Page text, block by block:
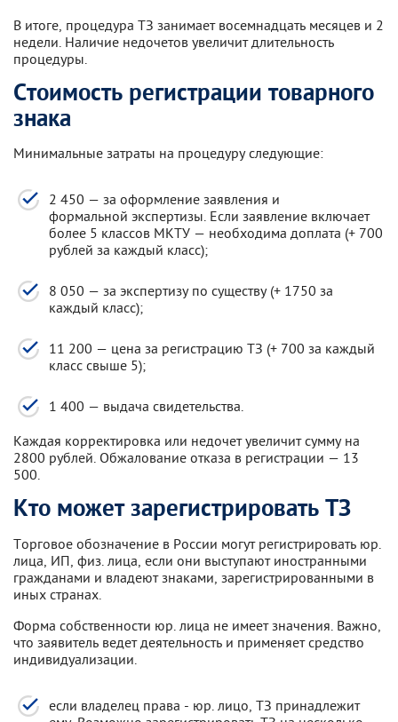
В итоге, процедура ТЗ занимает восемнадцать месяцев и 2
недели. Наличие недочетов увеличит длительность
процедуры.
Стоимость регистрации товарного
знака
Минимальные затраты на процедуру следующие:
2 450 — за оформление заявления и
формальной экспертизы. Если заявление включает
более 5 классов МКТУ — необходима доплата (+ 700
рублей за каждый класс);
8 050 — за экспертизу по существу (+ 1750 за
каждый класс);
11 200 — цена за регистрацию ТЗ (+ 700 за каждый
класс свыше 5);
1 400 — выдача свидетельства.
Каждая корректировка или недочет увеличит сумму на
2800 рублей. Обжалование отказа в регистрации — 13
500.
Кто может зарегистрировать ТЗ
Торговое обозначение в России могут регистрировать юр.
лица, ИП, физ. лица, если они выступают иностранными
гражданами и владеют знаками, зарегистрированными в
иных странах.
Форма собственности юр. лица не имеет значения. Важно,
что заявитель ведет деятельность и применяет средство
индивидуализации.
если владелец права - юр. лицо, ТЗ принадлежит